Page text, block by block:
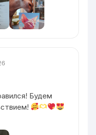
Будем